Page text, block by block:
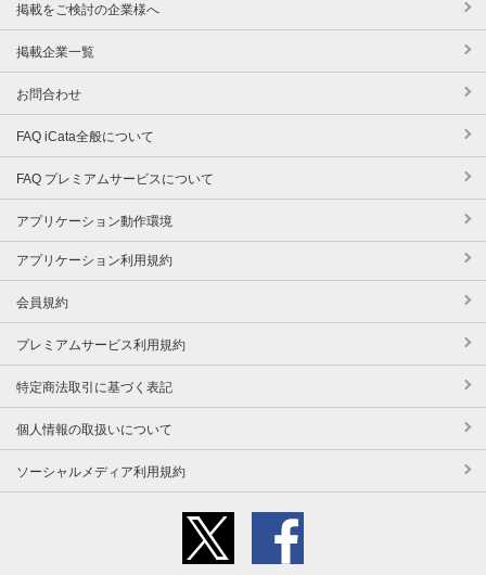
掲載をご検討の企業様へ
掲載企業一覧
お問合わせ
FAQ iCata全般について
FAQ プレミアムサービスについて
アプリケーション動作環境
アプリケーション利用規約
会員規約
プレミアムサービス利用規約
特定商法取引に基づく表記
個人情報の取扱いについて
ソーシャルメディア利用規約